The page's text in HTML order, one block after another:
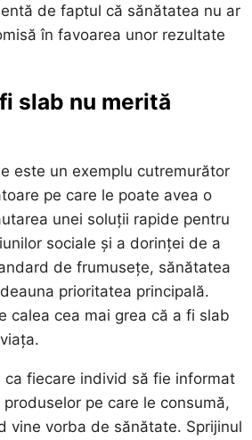
de faptul că sănătatea nu ar
în favoarea unor rezultate
slab nu merită
este un exemplu cutremurător
pe care le poate avea o
unei soluții rapide pentru
sociale și a dorinței de a
de frumusețe, sănătatea
prioritatea principală.
calea cea mai grea că a fi slab
ca fiecare individ să fie informat
pe care le consumă,
vine vorba de sănătate. Sprijinul